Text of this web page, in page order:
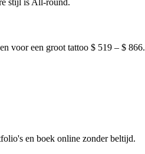
stijl is All-round.
voor een groot tattoo $ 519 – $ 866.
en boek online zonder beltijd.